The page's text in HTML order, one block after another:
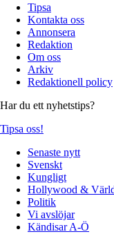
Tipsa
Kontakta oss
Annonsera
Redaktion
Om oss
Arkiv
Redaktionell policy
Har du ett nyhetstips?
Tipsa oss!
Senaste nytt
Svenskt
Kungligt
Hollywood &
Politik
Vi avslöjar
Kändisar A-Ö